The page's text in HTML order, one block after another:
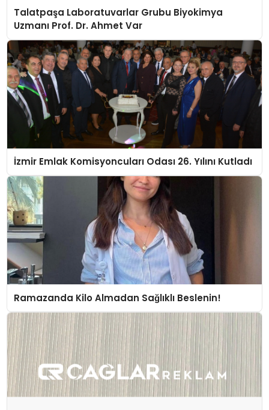
Talatpaşa Laboratuvarlar Grubu Biyokimya
Uzmanı Prof. Dr. Ahmet Var
İzmir Emlak Komisyoncuları Odası 26. Yılını Kutladı
Ramazanda Kilo Almadan Sağlıklı Beslenin!